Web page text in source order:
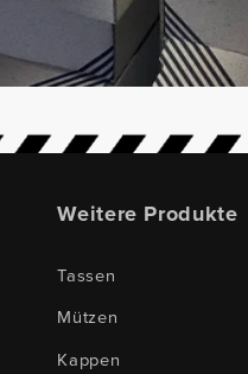
Weitere Produkte
Tassen
Mützen
Kappen